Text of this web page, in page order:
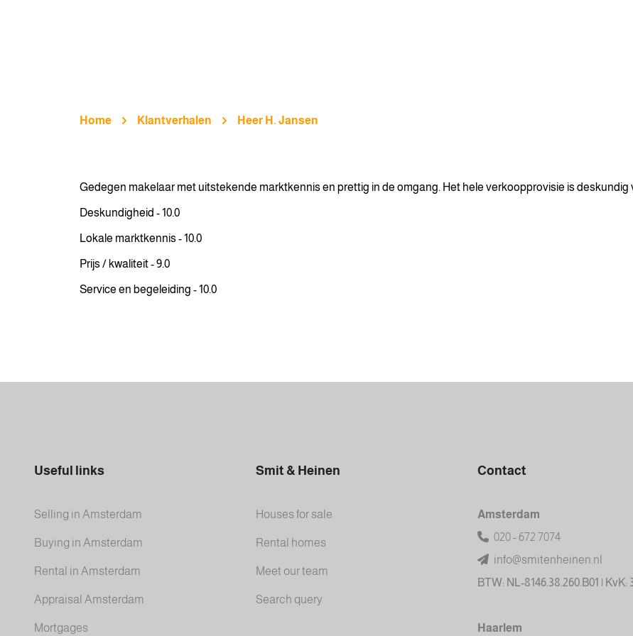
Home Klantverhalen Heer H. Jansen
Gedegen makelaar met uitstekende marktkennis en prettig in de omgang. Het hele verkoopprovisie is deskundig
Deskundigheid - 10.0
Lokale marktkennis - 10.0
Prijs / kwaliteit - 9.0
Service en begeleiding - 10.0
Useful links
Selling in Amsterdam
Buying in Amsterdam
Rental in Amsterdam
Appraisal Amsterdam
Mortgages
Smit & Heinen
Houses for sale
Rental homes
Meet our team
Search query
Contact
Amsterdam
020 - 672 7074
info@smitenheinen.nl
BTW: NL-8146.38.260.B01 | KvK:
Haarlem